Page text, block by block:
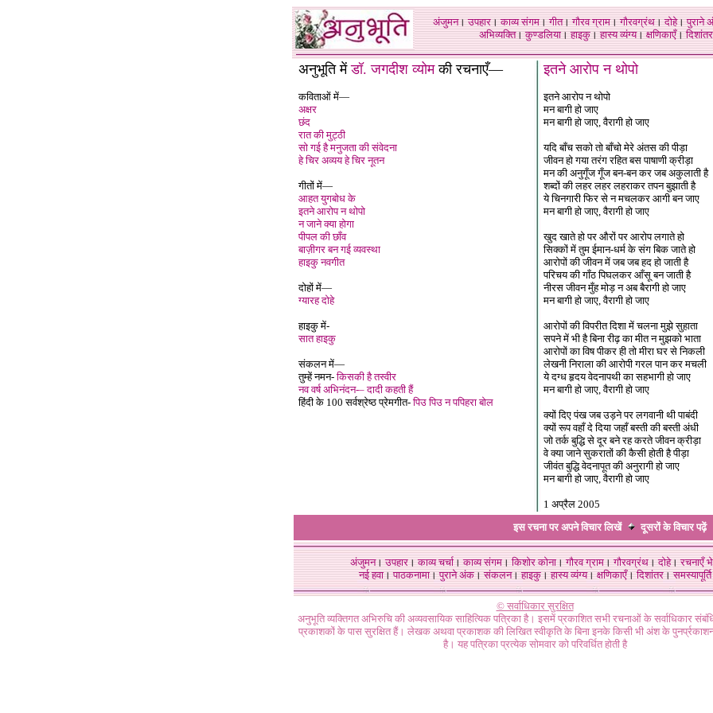
अंजुमन।उपहार।काव्य संगम।गीत।गौरव ग्राम।गौरवग्रंथ।दोहे।पुराने
अभिव्यक्ति।कुण्डलिया।हाइकु।हास्य व्यंग्य।क्षणिकाएँ।दिशांतर
अनुभूति मेंडॉ. जगदीश व्योमकी रचनाएँ—
कविताओं में—
अक्षर
छंद
रात की मुट्ठी
सो गई है मनुजता की संवेदना
हे चिर अव्यय हे चिर नूतन
गीतों में—
आहत युगबोध के
इतने आरोप न थोपो
न जाने क्या होगा
पीपल की छाँव
बाज़ीगर बन गई व्यवस्था
हाइकु नवगीत
दोहों में—
ग्यारह दोहे
हाइकु में-
सात हाइकु
संकलन में—
तुम्हें नमन-किसकी है तस्वीर
नव वर्ष अभिनंदन-– दादी कहती हैं
हिंदी के 100 सर्वश्रेष्ठ प्रेमगीत-पिउ पिउ न पपिहरा बोल
इतने आरोप न थोपो
इतने आरोप न थोपो
मन बागी हो जाए
मन बागी हो जाए, वैरागी हो जाए
यदि बाँच सको तो बाँचो मेरे अंतस की पीड़ा
जीवन हो गया तरंग रहित बस पाषाणी क्रीड़ा
मन की अनुगूँज गूँज बन-बन कर जब अकुलाती है
शब्दों की लहर लहर लहराकर तपन बुझाती है
ये चिनगारी फिर से न मचलकर आगी बन जाए
मन बागी हो जाए, वैरागी हो जाए
खुद खाते हो पर औरों पर आरोप लगाते हो
सिक्कों में तुम ईमान-धर्म के संग बिक जाते हो
आरोपों की जीवन में जब जब हद हो जाती है
परिचय की गाँठ पिघलकर आँसू बन जाती है
नीरस जीवन मुँह मोड़ न अब बैरागी हो जाए
मन बागी हो जाए, वैरागी हो जाए
आरोपों की विपरीत दिशा में चलना मुझे सुहाता
सपने में भी है बिना रीढ़ का मीत न मुझको भाता
आरोपों का विष पीकर ही तो मीरा घर से निकली
लेखनी निराला की आरोपी गरल पान कर मचली
ये दग्ध हृदय वेदनापथी का सहभागी हो जाए
मन बागी हो जाए, वैरागी हो जाए
क्यों दिए पंख जब उड़ने पर लगवानी थी पाबंदी
क्यों रूप वहाँ दे दिया जहाँ बस्ती की बस्ती अंधी
जो तर्क बुद्धि से दूर बने रह करते जीवन क्रीड़ा
वे क्या जाने सुकरातों की कैसी होती है पीड़ा
जीवंत बुद्धि वेदनापूत की अनुरागी हो जाए
मन बागी हो जाए, वैरागी हो जाए
1 अप्रैल 2005
इस रचना पर अपने विचार लिखें
दूसरों के विचारपढ़ें
अंजुमन।उपहार।काव्य चर्चा।काव्य संगम।किशोर कोना।गौरव ग्राम।गौरवग्रंथ।दोहे।रचनाएँ
नई हवा। पाठकनामा। पुराने अंक। संकलन। हाइकु। हास्य व्यंग्य। क्षणिकाएँ। दिशांतर। समस्यापूर्ति
© सर्वाधिकार सुरक्षित
अनुभूति व्यक्तिगत अभिरुचि की अव्यवसायिक साहित्यिक पत्रिका है। इसमें प्रकाशित सभी रचनाओं के सर्वाधिकार
प्रकाशकों के पास सुरक्षित हैं। लेखक अथवा प्रकाशक की लिखित स्वीकृति के बिना इनके किसी भी अंश के
है। यह पत्रिका प्रत्येक सोमवार को परिवर्धित होती है